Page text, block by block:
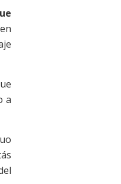
a